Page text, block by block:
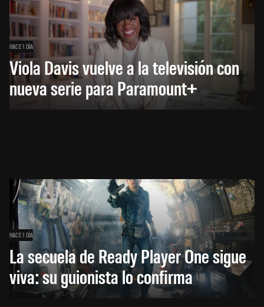
HACE 1 DÍA
Viola Davis vuelve a la televisión con
nueva serie para Paramount+
HACE 1 DÍA
La secuela de Ready Player One sigue
viva: su guionista lo confirma